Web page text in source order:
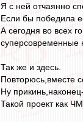
Я с ней отчаянно
Если бы победила
А сегодня во всех
суперсовременные
Так же и здесь.
Повторюсь,вместе
Ну
Такой проект как